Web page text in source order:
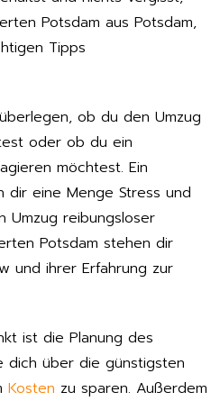
Potsdam aus Potsdam,
Tipps
ob du den Umzug
oder ob du ein
möchtest. Ein
dir eine Menge Stress und
Umzug reibungsloser
Potsdam stehen dir
und ihrer Erfahrung zur
ist die Planung des
dich über die günstigsten
Kosten zu sparen. Außerdem